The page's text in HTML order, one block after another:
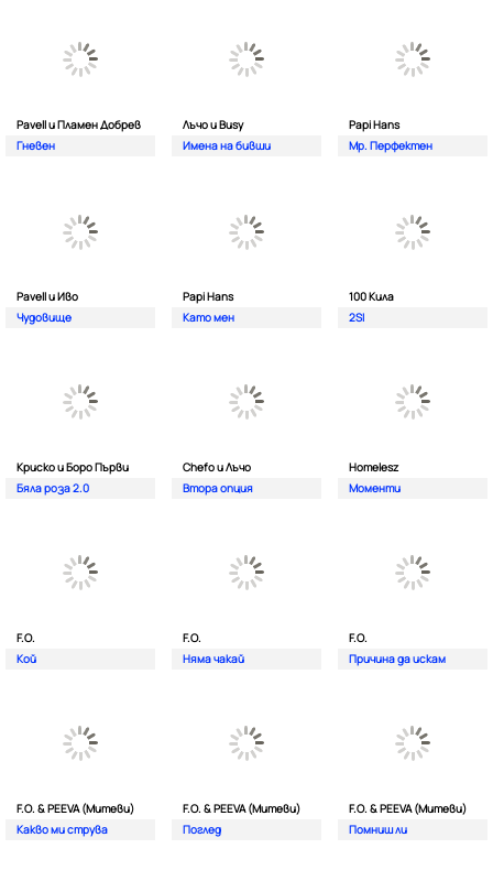
Pavell и Пламен Добрев
Гневен
Лъчо и Busy
Имена на бивши
Papi Hans
Мр. Перфектен
Pavell и Иво
Чудовище
Papi Hans
Като мен
100 Кила
2SI
Криско и Боро Първи
Бяла роза 2.0
Chefo и Лъчо
Втора опция
Homelesz
Моменти
F.O.
Кой
F.O.
Няма чакай
F.O.
Причина да искам
F.O. & PEEVA (Митеви)
Какво ми струва
F.O. & PEEVA (Митеви)
Поглед
F.O. & PEEVA (Митеви)
Помниш ли